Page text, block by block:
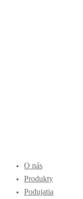
O nás
Produkty
Podujatia